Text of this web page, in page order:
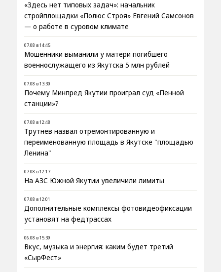
«Здесь нет типовых задач»: начальник
стройплощадки «Полюс Строя» Евгений Самсонов
— о работе в суровом климате
07.08 в 14:45
Мошенники выманили у матери погибшего
военнослужащего из Якутска 5 млн рублей
07.08 в 13:30
Почему Минпред Якутии проиграл суд «Пенной
станции»?
07.08 в 12:48
Трутнев назвал отремонтированную и
переименованную площадь в Якутске "площадью
Ленина"
07.08 в 12:17
На АЗС Южной Якутии увеличили лимиты
07.08 в 12:01
Дополнительные комплексы фотовидеофиксации
установят на федтрассах
06.08 в 15:39
Вкус, музыка и энергия: каким будет третий
«СырФест»